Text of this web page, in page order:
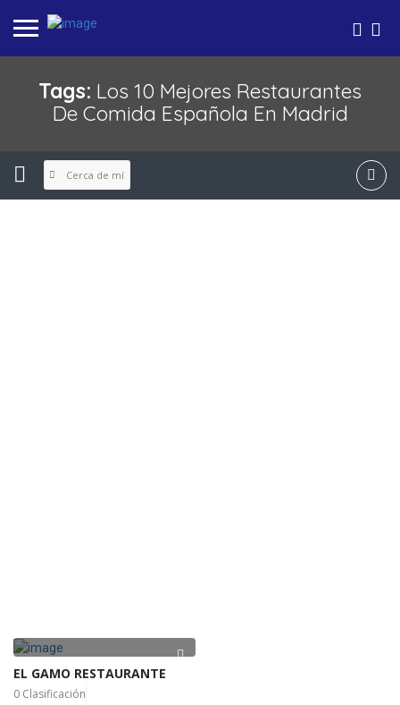
Tags: Los 10 Mejores Restaurantes
De Comida Española En Madrid
Cerca de mí
EL GAMO RESTAURANTE
0 Clasificación